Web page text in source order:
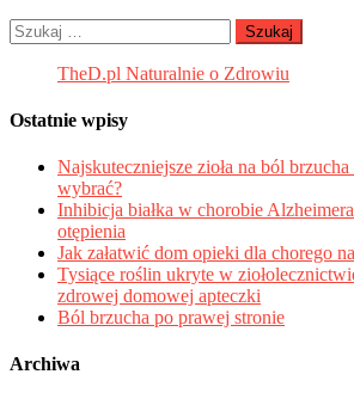
Szukaj:
TheD.pl Naturalnie o Zdrowiu
Ostatnie wpisy
Najskuteczniejsze zioła na ból
wybrać?
Inhibicja białka w chorobie
otępienia
Jak załatwić dom opieki dla chorego
Tysiące roślin ukryte w
zdrowej domowej apteczki
Ból brzucha po prawej stronie
Archiwa